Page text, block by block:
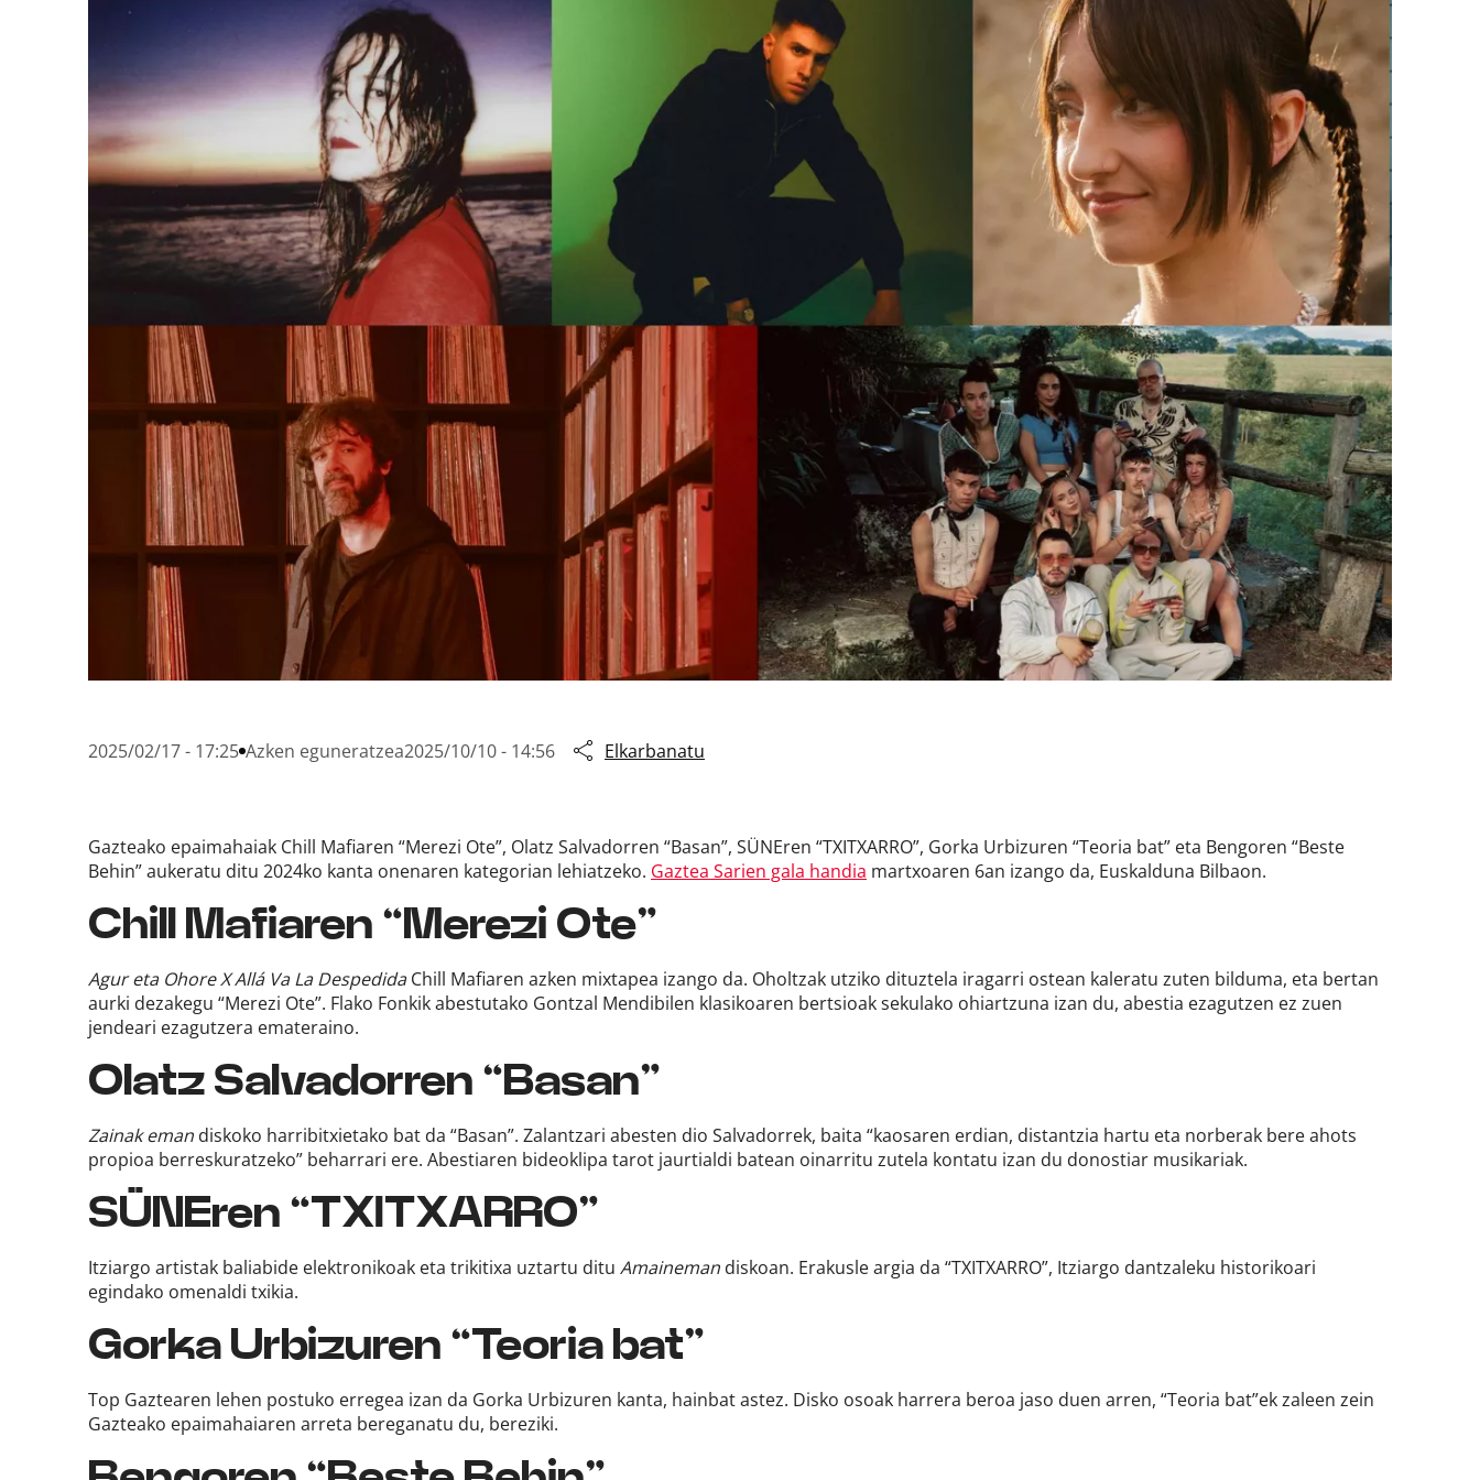
2025/02/17 - 17:25 Azken eguneratzea2025/10/10 - 14:56 Elkarbanatu
Gazteako epaimahaiak Chill Mafiaren “Merezi Ote”, Olatz Salvadorren “Basan”, SÜNEren “TXITXARRO”, Gorka Urbizuren “Teoria bat” eta Bengoren “Beste
Behin” aukeratu ditu 2024ko kanta onenaren kategorian lehiatzeko. Gaztea Sarien gala handia martxoaren 6an izango da, Euskalduna Bilbaon.
Chill Mafiaren “Merezi Ote”
Agur eta Ohore X Allá Va La DespedidaChill Mafiaren azken mixtapea izango da. Oholtzak utziko dituztela iragarri ostean kaleratu zuten bilduma, eta bertan
aurki dezakegu “Merezi Ote”. Flako Fonkik abestutako Gontzal Mendibilen klasikoaren bertsioak sekulako ohiartzuna izan du, abestia ezagutzen ez zuen
jendeari ezagutzera emateraino.
Olatz Salvadorren “Basan”
Zainak eman diskoko harribitxietako bat da “Basan”. Zalantzari abesten dio Salvadorrek, baita “kaosaren erdian, distantzia hartu eta norberak bere ahots
propioa berreskuratzeko” beharrari ere. Abestiaren bideoklipa tarot jaurtialdi batean oinarritu zutela kontatu izan du donostiar musikariak.
SÜNEren “TXITXARRO”
Itziargo artistak baliabide elektronikoak eta trikitixa uztartu ditu Amaineman diskoan. Erakusle argia da “TXITXARRO”, Itziargo dantzaleku historikoari
egindako omenaldi txikia.
Gorka Urbizuren “Teoria bat”
Top Gaztearen lehen postuko erregea izan da Gorka Urbizuren kanta, hainbat astez. Disko osoak harrera beroa jaso duen arren, “Teoria bat”ek zaleen zein
Gazteako epaimahaiaren arreta bereganatu du, bereziki.